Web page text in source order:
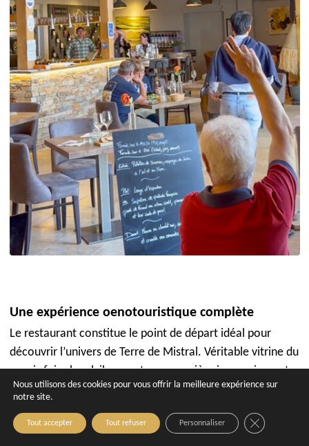
Une expérience oenotouristique complète
Le restaurant constitue le point de départ idéal pour
découvrir l’univers de Terre de Mistral. Véritable vitrine du
savoir-faire local, il permet une première immersion entre
cuisine de saison et accords mets & vins 100 % maison.
partageant l’histoire des cuvées et en guidant chaque
Nous utilisons des cookies pour vous offrir la meilleure expérience sur
notre site.
Tout accepter Tout refuser Personnaliser Close GDPR